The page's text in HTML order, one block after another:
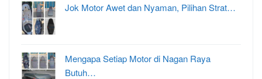
Jok Motor Awet dan Nyaman, Pilihan Strat…
Mengapa Setiap Motor di Nagan Raya
Butuh…